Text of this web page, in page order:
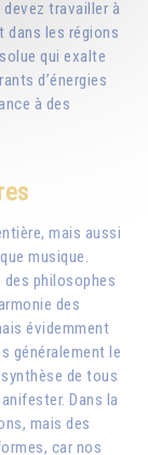
travailler à
dans les régions
qui exalte
d’énergies
à des
mais aussi
musique.
philosophes
des
évidemment
généralement le
de tous
Dans la
mais des
car nos